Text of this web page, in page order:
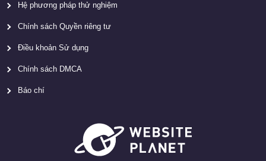
Hệ phương pháp thử nghiệm
Chính sách Quyền riêng tư
Điều khoản Sử dụng
Chính sách DMCA
Báo chí